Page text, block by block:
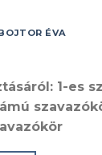
ÉVA
1-es